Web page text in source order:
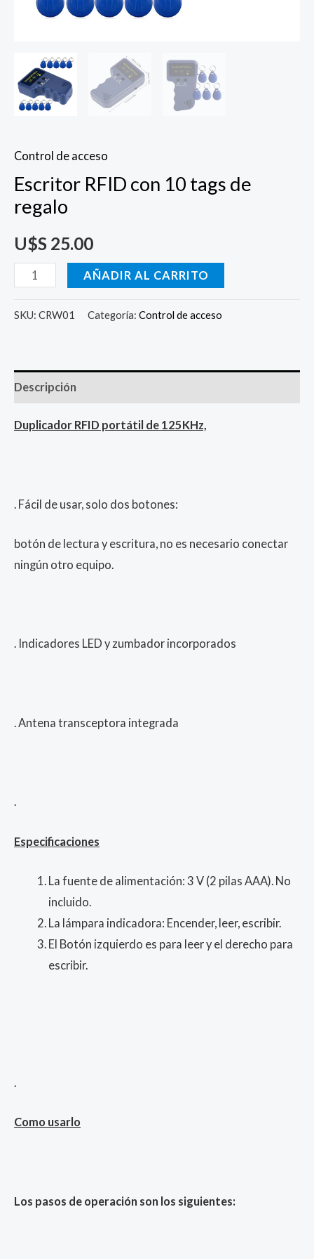
Control de acceso
Escritor RFID con 10 tags de
regalo
U$S 25.00
AÑADIR AL CARRITO
SKU: CRW01 Categoría: Control de acceso
Descripción
Duplicador RFID portátil de 125KHz,
. Fácil de usar, solo dos botones:
botón de lectura y escritura, no es necesario conectar
ningún otro equipo.
. Indicadores LED y zumbador incorporados
. Antena transceptora integrada
.
Especificaciones
La fuente de alimentación: 3 V (2 pilas AAA). No
incluido.
La lámpara indicadora: Encender, leer, escribir.
El Botón izquierdo es para leer y el derecho para
escribir.
.
Como usarlo
Los pasos de operación son los siguientes: